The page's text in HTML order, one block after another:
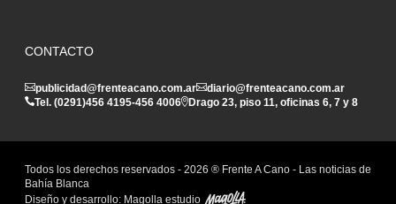
CONTACTO
publicidad@frenteacano.com.ar
diario@frenteacano.com.ar
Tel. (0291)456 4195-456 4006 Drago 23, piso 11, oficinas 6, 7 y 8
Todos los derechos reservados - 2026 ® Frente A Cano - Las noticias de
Bahía Blanca
Diseño y desarrollo: Magolla estudio